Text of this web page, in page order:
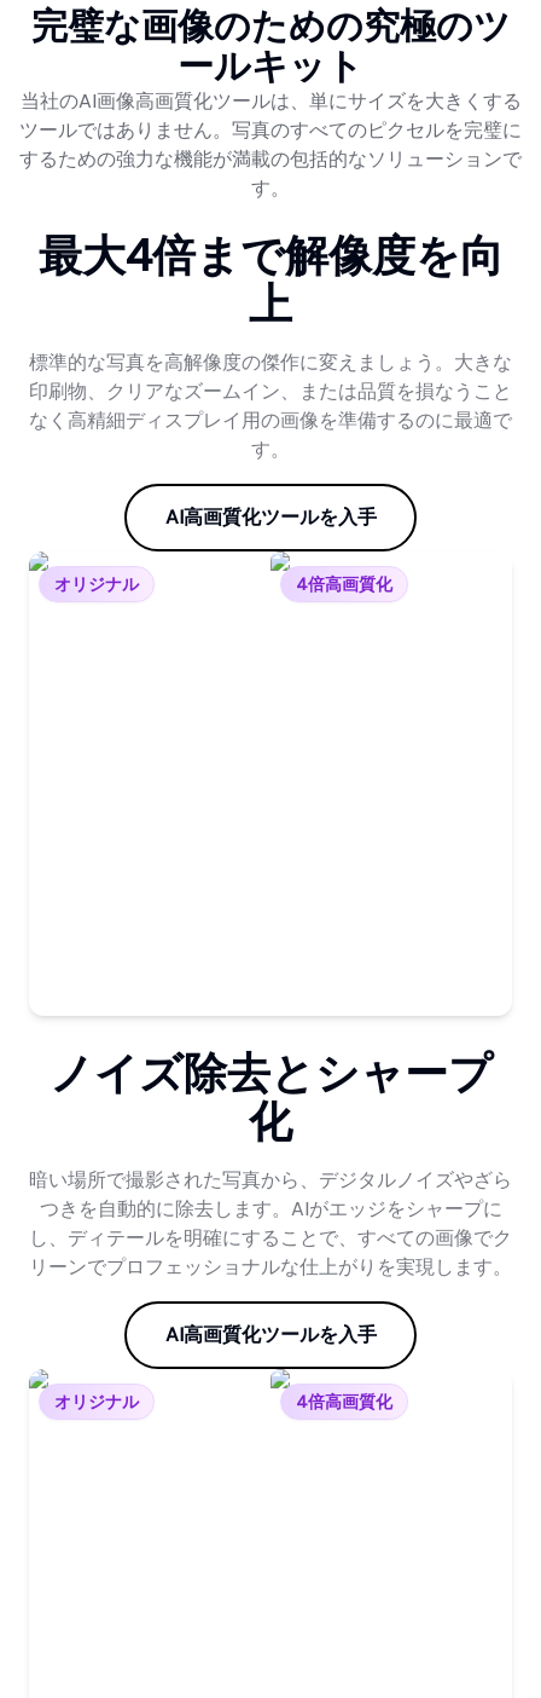
完璧な画像のための究極のツ
ールキット
当社のAI画像高画質化ツールは、単にサイズを大きくする
ツールではありません。写真のすべてのピクセルを完璧に
するための強力な機能が満載の包括的なソリューションで
す。
最大4倍まで解像度を向
上
標準的な写真を高解像度の傑作に変えましょう。大きな
印刷物、クリアなズームイン、または品質を損なうこと
なく高精細ディスプレイ用の画像を準備するのに最適で
す。
AI高画質化ツールを入手
オリジナル 4倍高画質化
ノイズ除去とシャープ
化
暗い場所で撮影された写真から、デジタルノイズやざら
つきを自動的に除去します。AIがエッジをシャープに
し、ディテールを明確にすることで、すべての画像でク
リーンでプロフェッショナルな仕上がりを実現します。
AI高画質化ツールを入手
オリジナル 4倍高画質化